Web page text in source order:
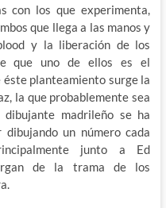
con los que experimenta,
que llega a las manos y
y la liberación de los
que uno de ellos es el
éste planteamiento surge la
la que probablemente sea
madrileño se ha
un número cada
junto a Ed
de la trama de los